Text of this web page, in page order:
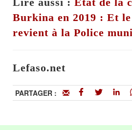
Burkina en 2019 : Et le
revient à la Police
Lefaso.net
PARTAGER :